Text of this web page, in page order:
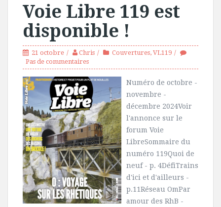
Voie Libre 119 est
disponible !
21 octobre Chris Couvertures, VL119
Pas de commentaires
Numéro de octobre -
novembre -
décembre 2024Voir
l'annonce sur le
forum Voie
LibreSommaire du
numéro 119Quoi de
neuf - p. 4DéfiTrains
d'ici et d'ailleurs -
p.11Réseau OmPar
amour des RhB -